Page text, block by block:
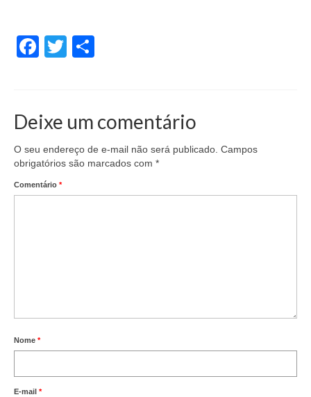
Facebook
Twitter
Deixe um comentário
O seu endereço de e-mail não será publicado. Campos
obrigatórios são marcados com *
Comentário *
Nome *
E-mail *